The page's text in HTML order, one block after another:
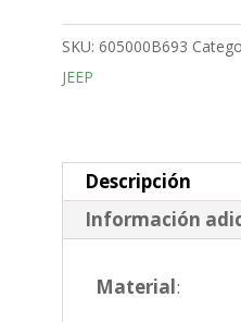
terreno
Bola
desmontable
2017-
cantidad
SKU: 605000B693
JEEP
Descripción
Información
Material: